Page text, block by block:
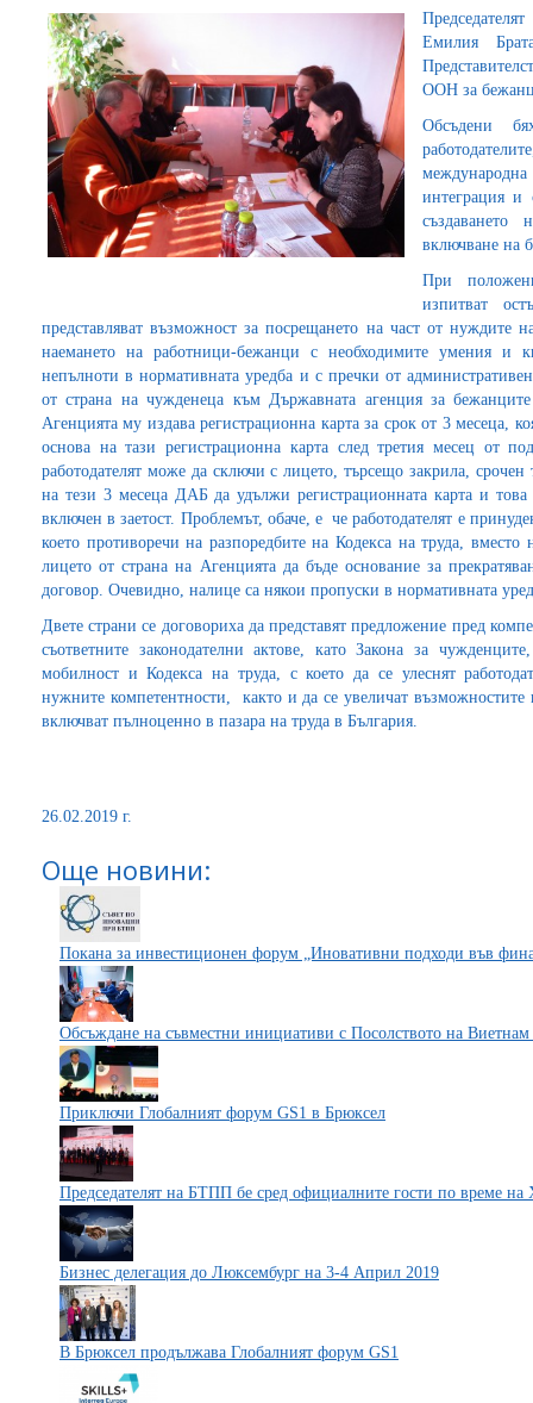
Емилия
ООН за
Обсъдени
международна
интеграция и
създаването
включване на
При
изпитват
представляват възможност за посрещането на част от нуждите
наемането на работници-бежанци с необходимите умения и
непълноти в нормативната уредба и с пречки от
от страна на чужденеца към Държавната агенция за
Агенцията му издава регистрационна карта за срок от 3 месеца,
основа на тази регистрационна карта след третия месец от
работодателят може да сключи с лицето, търсещо закрила, срочен
на тези 3 месеца ДАБ да удължи регистрационната карта и
включен в заетост. Проблемът, обаче, е че работодателят е
което противоречи на разпоредбите на Кодекса на труда, вместо
лицето от страна на Агенцията да бъде основание за
договор. Очевидно, налице са някои пропуски в нормативната
Двете страни се договориха да представят предложение пред
съответните законодателни актове, като Закона за
мобилност и Кодекса на труда, с което да се улеснят
нужните компетентности, както и да се увеличат
включват пълноценно в пазара на труда в България.
26.02.2019 г.
Още новини:
Покана за инвестиционен форум „Иновативни подходи във
Обсъждане на съвместни инициативи с Посолството на Виетнам
Приключи Глобалният форум GS1 в Брюксел
Председателят на БТПП бе сред официалните гости по време
Бизнес делегация до Люксембург на 3-4 Април 2019
В Брюксел продължава Глобалният форум GS1